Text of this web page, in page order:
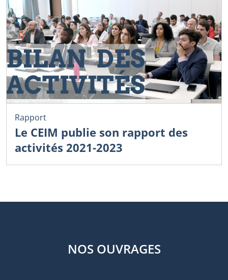
Rapport
Le CEIM publie son rapport des
activités 2021-2023
NOS OUVRAGES